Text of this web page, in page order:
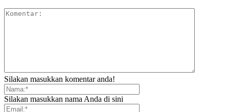
Silakan masukkan komentar anda!
Silakan masukkan nama Anda di sini